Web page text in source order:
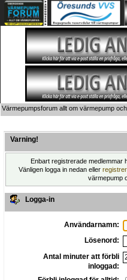
Värmepumpsforum allt om värmepump
Varning!
Enbart registrerade medlemmar
Vänligen logga in nedan eller
värmepump
Logga-in
Användarnamn:
Lösenord:
Antal minuter att förbli
inloggad: